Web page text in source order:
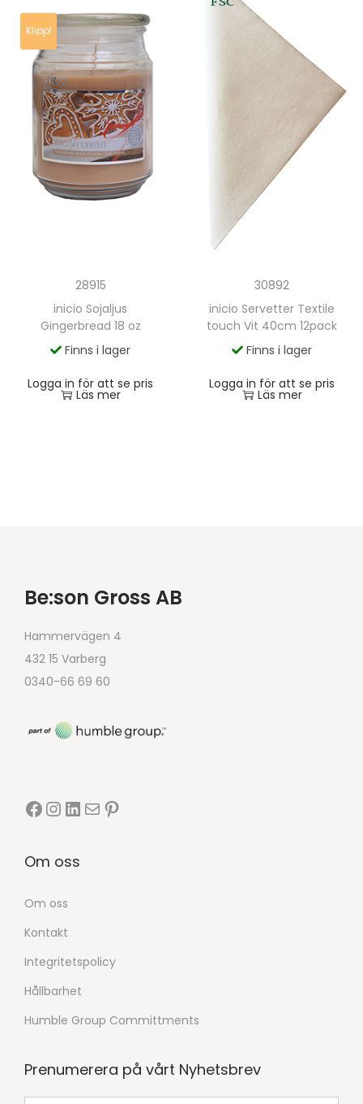
Klipp!
28915
inicio Sojaljus
Gingerbread 18 oz
Finns i lager
Logga in för att se pris
Läs mer
30892
inicio Servetter Textile
touch Vit 40cm 12pack
Finns i lager
Logga in för att se pris
Läs mer
Be:son Gross AB
Hammervägen 4
432 15 Varberg
0340-66 69 60
Om oss
Om oss
Kontakt
Integritetspolicy
Hållbarhet
Humble Group Committments
Prenumerera på vårt Nyhetsbrev